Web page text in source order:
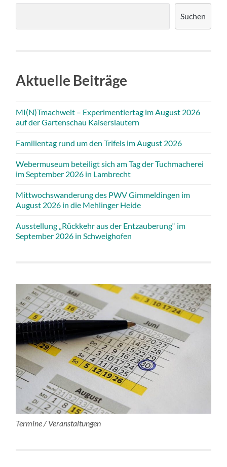
Suchen
Aktuelle Beiträge
MI(N)Tmachwelt – Experimentiertag im August 2026
auf der Gartenschau Kaiserslautern
Familientag rund um den Trifels im August 2026
Webermuseum beteiligt sich am Tag der Tuchmacherei
im September 2026 in Lambrecht
Mittwochswanderung des PWV Gimmeldingen im
August 2026 in die Mehlinger Heide
Ausstellung „Rückkehr aus der Entzauberung“ im
September 2026 in Schweighofen
Termine / Veranstaltungen